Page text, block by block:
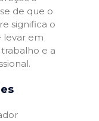
de que o
significa o
levar em
e a